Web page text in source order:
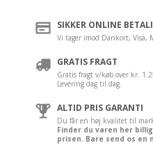
SIKKER ONLINE
Vi tager imod Dankort, Visa,
GRATIS FRAGT
Gratis fragt v/køb over kr.
Levering dag til dag.
ALTID PRIS GARANTI
Du får en høj kvalitet til
Finder du varen her
prisen. Bare send os